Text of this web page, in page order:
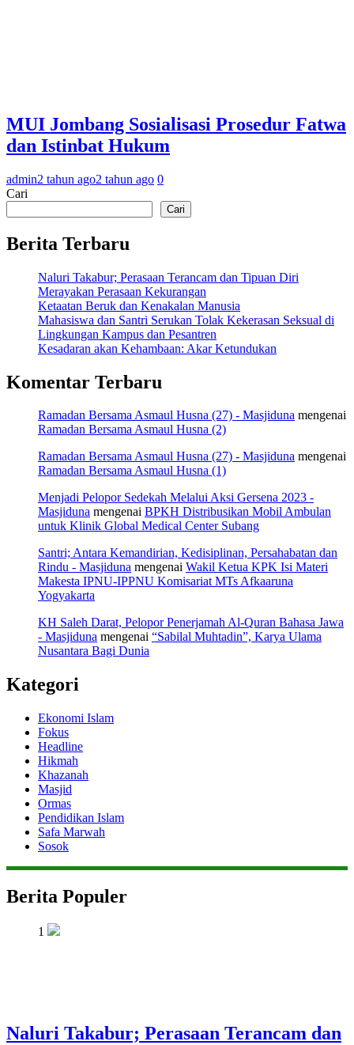
MUI Jombang Sosialisasi Prosedur Fatwa
dan Istinbat Hukum
admin2 tahun ago2 tahun ago 0
Cari
Cari
Berita Terbaru
Naluri Takabur; Perasaan Terancam dan Tipuan Diri
Merayakan Perasaan Kekurangan
Ketaatan Beruk dan Kenakalan Manusia
Mahasiswa dan Santri Serukan Tolak Kekerasan Seksual di
Lingkungan Kampus dan Pesantren
Kesadaran akan Kehambaan: Akar Ketundukan
Komentar Terbaru
Ramadan Bersama Asmaul Husna (27) - Masjiduna mengenai
Ramadan Bersama Asmaul Husna (2)
Ramadan Bersama Asmaul Husna (27) - Masjiduna mengenai
Ramadan Bersama Asmaul Husna (1)
Menjadi Pelopor Sedekah Melalui Aksi Gersena 2023 -
Masjiduna mengenai BPKH Distribusikan Mobil Ambulan
untuk Klinik Global Medical Center Subang
Santri; Antara Kemandirian, Kedisiplinan, Persahabatan dan
Rindu - Masjiduna mengenai Wakil Ketua KPK Isi Materi
Makesta IPNU-IPPNU Komisariat MTs Afkaaruna
Yogyakarta
KH Saleh Darat, Pelopor Penerjamah Al-Quran Bahasa Jawa
- Masjiduna mengenai “Sabilal Muhtadin”, Karya Ulama
Nusantara Bagi Dunia
Kategori
Ekonomi Islam
Fokus
Headline
Hikmah
Khazanah
Masjid
Ormas
Pendidikan Islam
Safa Marwah
Sosok
Berita Populer
1
Naluri Takabur; Perasaan Terancam dan